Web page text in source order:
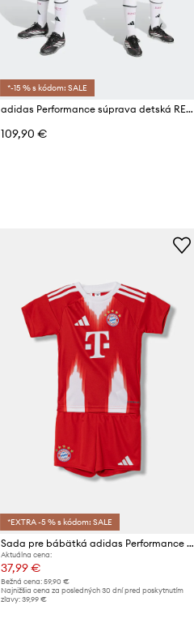
*-15 % s kódom: SALE
adidas Performance súprava detská REAL MADRID
109,90 €
*EXTRA -5 % s kódom: SALE
Sada pre bábätká adidas Performance FC Bayern Munich
Aktuálna cena:
37,99 €
Bežná cena: 59,90 €
Najnižšia cena za posledných 30 dní pred poskytnutím
zľavy: 39,99 €